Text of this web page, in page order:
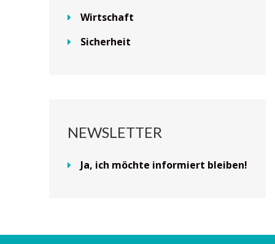
Wirtschaft
Sicherheit
NEWSLETTER
Ja, ich möchte informiert bleiben!